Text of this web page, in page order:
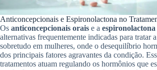
Anticoncepcionais e Espironolactona no
Os anticoncepcionais orais e a espironolactona
alternativas frequentemente indicadas para tratar
sobretudo em mulheres, onde o desequilíbrio
dos principais fatores agravantes da condição.
tratamentos atuam regulando os hormônios que